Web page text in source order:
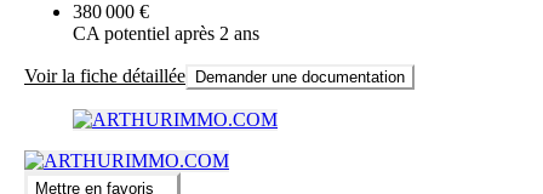
380 000 €
CA potentiel après 2 ans
Voir la fiche détaillée Demander une documentation
Mettre en favoris